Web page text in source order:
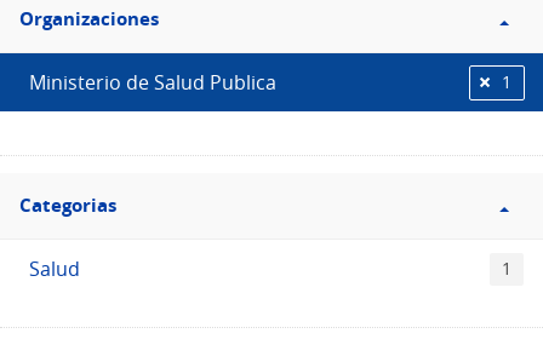
Organizaciones
Organizaciones
Ministerio de Salud Publica 1
Filtro
Categorias
Categorias
Salud 1